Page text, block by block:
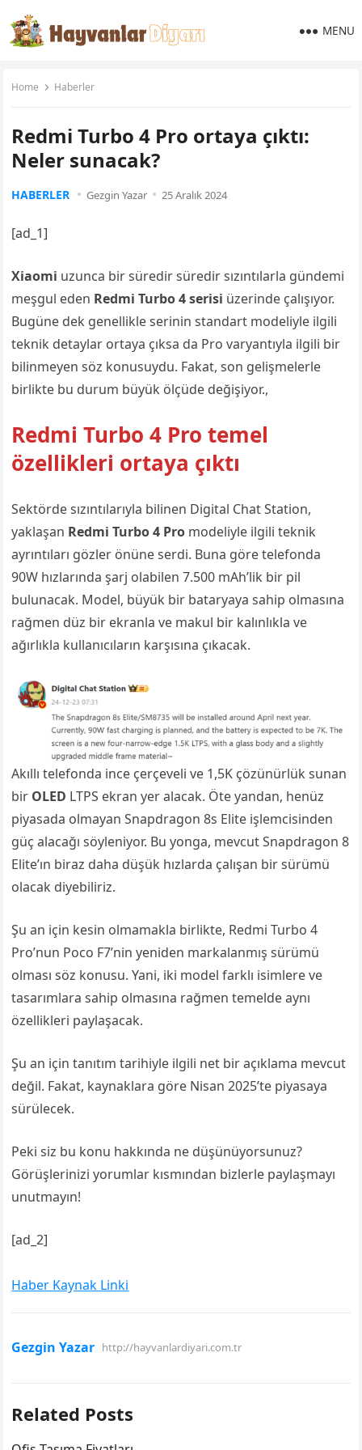
MENU
Home Haberler
Redmi Turbo 4 Pro ortaya çıktı:
Neler sunacak?
HABERLER Gezgin Yazar 25 Aralık 2024
[ad_1]
Xiaomi uzunca bir süredir süredir sızıntılarla gündemi
meşgul eden Redmi Turbo 4 serisi üzerinde çalışıyor.
Bugüne dek genellikle serinin standart modeliyle ilgili
teknik detaylar ortaya çıksa da Pro varyantıyla ilgili bir
bilinmeyen söz konusuydu. Fakat, son gelişmelerle
birlikte bu durum büyük ölçüde değişiyor.,
Redmi Turbo 4 Pro temel
özellikleri ortaya çıktı
Sektörde sızıntılarıyla bilinen Digital Chat Station,
yaklaşan Redmi Turbo 4 Pro modeliyle ilgili teknik
ayrıntıları gözler önüne serdi. Buna göre telefonda
90W hızlarında şarj olabilen 7.500 mAh’lik bir pil
bulunacak. Model, büyük bir bataryaya sahip olmasına
rağmen düz bir ekranla ve makul bir kalınlıkla ve
ağırlıkla kullanıcıların karşısına çıkacak.
Akıllı telefonda ince çerçeveli ve 1,5K çözünürlük sunan
bir OLED LTPS ekran yer alacak. Öte yandan, henüz
piyasada olmayan Snapdragon 8s Elite işlemcisinden
güç alacağı söyleniyor. Bu yonga, mevcut Snapdragon 8
Elite’ın biraz daha düşük hızlarda çalışan bir sürümü
olacak diyebiliriz.
Şu an için kesin olmamakla birlikte, Redmi Turbo 4
Pro’nun Poco F7’nin yeniden markalanmış sürümü
olması söz konusu. Yani, iki model farklı isimlere ve
tasarımlara sahip olmasına rağmen temelde aynı
özellikleri paylaşacak.
Şu an için tanıtım tarihiyle ilgili net bir açıklama mevcut
değil. Fakat, kaynaklara göre Nisan 2025’te piyasaya
sürülecek.
Peki siz bu konu hakkında ne düşünüyorsunuz?
Görüşlerinizi yorumlar kısmından bizlerle paylaşmayı
unutmayın!
[ad_2]
Haber Kaynak Linki
Gezgin Yazar http://hayvanlardiyari.com.tr
Related Posts